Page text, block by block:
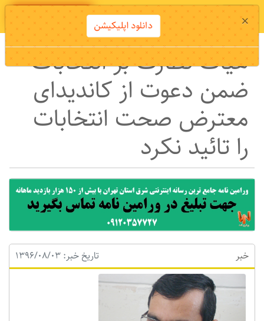
دانلود اپلیکیشن
هیات نظارت بر انتخابات
ضمن دعوت از کاندیدای
معترض صحت انتخابات
را تائید نکرد
خبر تاریخ خبر: 1396/08/03
× دانلود اپلیکیشن